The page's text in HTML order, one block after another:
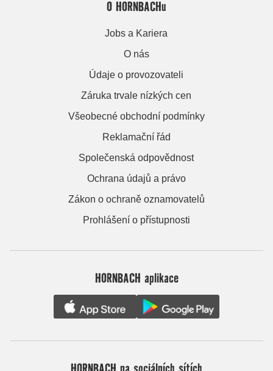
O HORNBACHu
Jobs a Kariera
O nás
Údaje o provozovateli
Záruka trvale nízkých cen
Všeobecné obchodní podmínky
Reklamační řád
Společenská odpovědnost
Ochrana údajů a právo
Zákon o ochraně oznamovatelů
Prohlášení o přístupnosti
HORNBACH aplikace